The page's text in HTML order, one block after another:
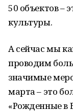
50 объектов –
культуры.
А сейчас мы
проводим
значимые
марта – это
«Рожденные в